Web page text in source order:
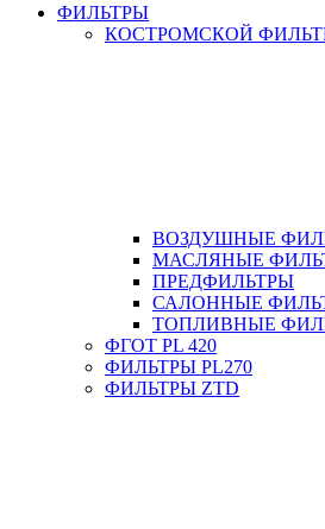
ФИЛЬТРЫ
КОСТРОМСКОЙ
ВОЗДУШНЫЕ
МАСЛЯНЫЕ
ПРЕДФИЛЬТРЫ
САЛОННЫЕ
ТОПЛИВНЫЕ
ФГОТ PL 420
ФИЛЬТРЫ PL270
ФИЛЬТРЫ ZTD